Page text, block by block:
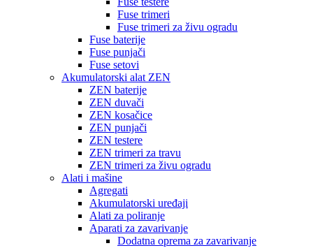
Fuse trimeri
Fuse trimeri za živu ogradu
Fuse baterije
Fuse punjači
Fuse setovi
Akumulatorski alat ZEN
ZEN baterije
ZEN duvači
ZEN kosačice
ZEN punjači
ZEN testere
ZEN trimeri za travu
ZEN trimeri za živu ogradu
Alati i mašine
Agregati
Akumulatorski uređaji
Alati za poliranje
Aparati za zavarivanje
Dodatna oprema za zavarivanje